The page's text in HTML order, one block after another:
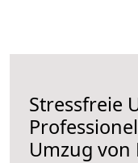
Stressfreie
Umzug von